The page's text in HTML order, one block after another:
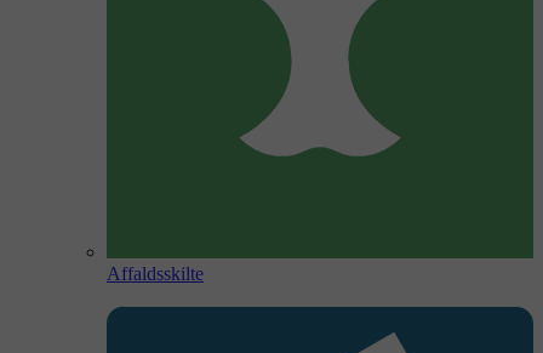
Affaldsskilte